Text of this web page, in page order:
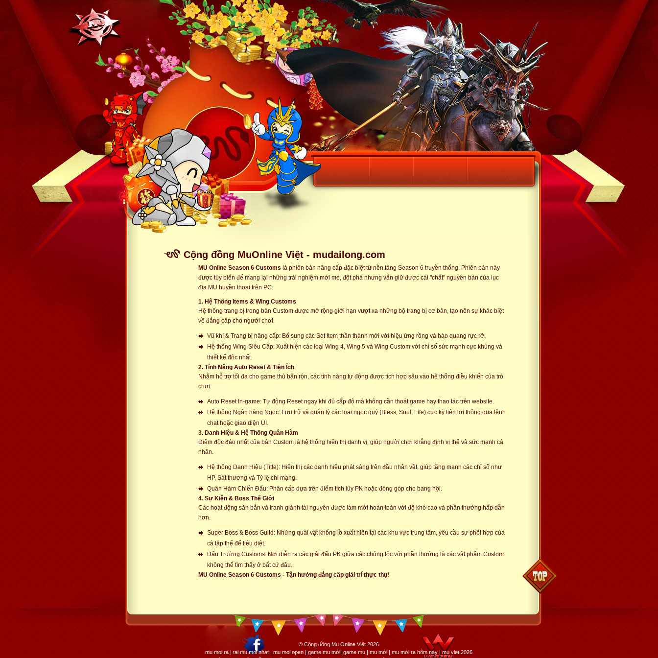
Cộng đồng MuOnline Việt - mudailong.com
MU Online Season 6 Customs là phiên bản nâng cấp đặc biệt từ nền tảng Season 6 truyền thống. Phiên bản này
được tùy biến để mang lại những trải nghiệm mới mẻ, đột phá nhưng vẫn giữ được cái "chất" nguyên bản của lục
địa MU huyền thoại trên PC.
1. Hệ Thống Items & Wing Customs
Hệ thống trang bị trong bản Custom được mở rộng giới hạn vượt xa những bộ trang bị cơ bản, tạo nên sự khác biệt
về đẳng cấp cho người chơi.
Vũ khí & Trang bị nâng cấp: Bổ sung các Set Item thần thánh mới với hiệu ứng rồng và hào quang rực rỡ.
Hệ thống Wing Siêu Cấp: Xuất hiện các loại Wing 4, Wing 5 và Wing Custom với chỉ số sức mạnh cực khủng và
thiết kế độc nhất.
2. Tính Năng Auto Reset & Tiện Ích
Nhằm hỗ trợ tối đa cho game thủ bận rộn, các tính năng tự động được tích hợp sâu vào hệ thống điều khiển của trò
chơi.
Auto Reset In-game: Tự động Reset ngay khi đủ cấp độ mà không cần thoát game hay thao tác trên website.
Hệ thống Ngân hàng Ngọc: Lưu trữ và quản lý các loại ngọc quý (Bless, Soul, Life) cực kỳ tiện lợi thông qua lệnh
chat hoặc giao diện UI.
3. Danh Hiệu & Hệ Thống Quân Hàm
Điểm độc đáo nhất của bản Custom là hệ thống hiển thị danh vị, giúp người chơi khẳng định vị thế và sức mạnh cá
nhân.
Hệ thống Danh Hiệu (Title): Hiển thị các danh hiệu phát sáng trên đầu nhân vật, giúp tăng mạnh các chỉ số như
HP, Sát thương và Tỷ lệ chí mạng.
Quân Hàm Chiến Đấu: Phân cấp dựa trên điểm tích lũy PK hoặc đóng góp cho bang hội.
4. Sự Kiện & Boss Thế Giới
Các hoạt động săn bắn và tranh giành tài nguyên được làm mới hoàn toàn với độ khó cao và phần thưởng hấp dẫn
hơn.
Super Boss & Boss Guild: Những quái vật khổng lồ xuất hiện tại các khu vực trung tâm, yêu cầu sự phối hợp của
cả tập thể để tiêu diệt.
Đấu Trường Customs: Nơi diễn ra các giải đấu PK giữa các chủng tộc với phần thưởng là các vật phẩm Custom
không thể tìm thấy ở bất cứ đâu.
MU Online Season 6 Customs - Tận hưởng đẳng cấp giải trí thực thụ!
© Cộng đồng Mu Online Việt 2026
mu moi ra | tai mu moi nhat | mu moi open | game mu mới| game mu | mu mới | mu mới ra hôm nay | mu viet 2026